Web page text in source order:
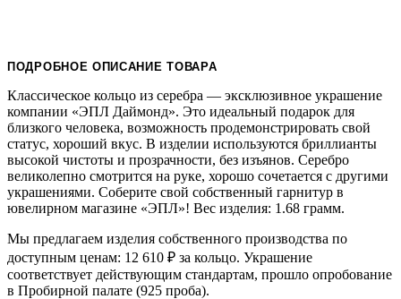
ПОДРОБНОЕ ОПИСАНИЕ ТОВАРА
Классическое кольцо из серебра — эксклюзивное украшение
компании «ЭПЛ Даймонд». Это идеальный подарок для
близкого человека, возможность продемонстрировать свой
статус, хороший вкус. В изделии используются бриллианты
высокой чистоты и прозрачности, без изъянов. Серебро
великолепно смотрится на руке, хорошо сочетается с другими
украшениями. Соберите свой собственный гарнитур в
ювелирном магазине «ЭПЛ»! Вес изделия: 1.68 грамм.
Мы предлагаем изделия собственного производства по
доступным ценам: 12 610 ₽ за кольцо. Украшение
соответствует действующим стандартам, прошло опробование
в Пробирной палате (925 проба).